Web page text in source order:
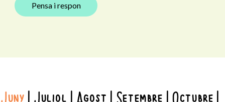
Pensa i respon